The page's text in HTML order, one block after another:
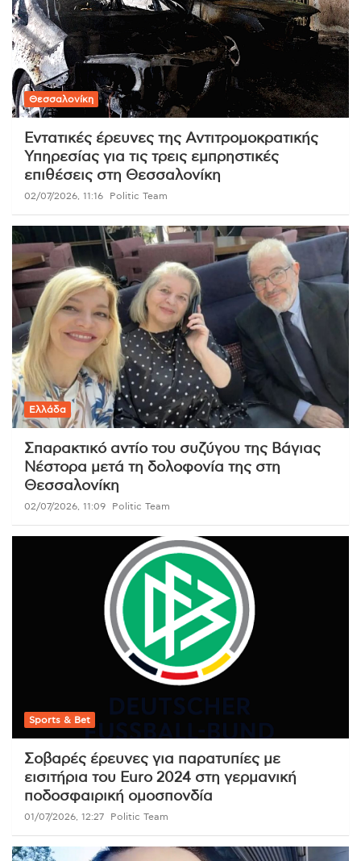
Θεσσαλονίκη
Εντατικές έρευνες της Αντιτρομοκρατικής
Υπηρεσίας για τις τρεις εμπρηστικές
επιθέσεις στη Θεσσαλονίκη
02/07/2026, 11:16 Politic Team
Ελλάδα
Σπαρακτικό αντίο του συζύγου της Βάγιας
Νέστορα μετά τη δολοφονία της στη
Θεσσαλονίκη
02/07/2026, 11:09 Politic Team
Sports & Bet
Σοβαρές έρευνες για παρατυπίες με
εισιτήρια του Euro 2024 στη γερμανική
ποδοσφαιρική ομοσπονδία
01/07/2026, 12:27 Politic Team